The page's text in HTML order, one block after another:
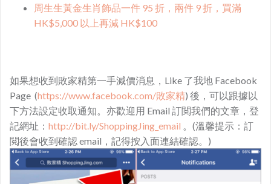
周生生黃金生肖飾品一件 95 折，兩件 9 折，買滿
HK$5,000 以上再減 HK$100
如果想收到敗家精第一手減價消息，Like 了我地 Facebook
Page (https://www.facebook.com/敗家精) 後，可以跟據以
下方法設定收取通知。亦歡迎用 Email 訂閲我們的文章，登
記網址： http://bit.ly/ShoppingJing_email 。(溫馨提示：訂
閲後會收到確認 email，記得按入面連結確認。)